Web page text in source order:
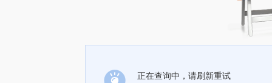
正在查询中，请刷新重试